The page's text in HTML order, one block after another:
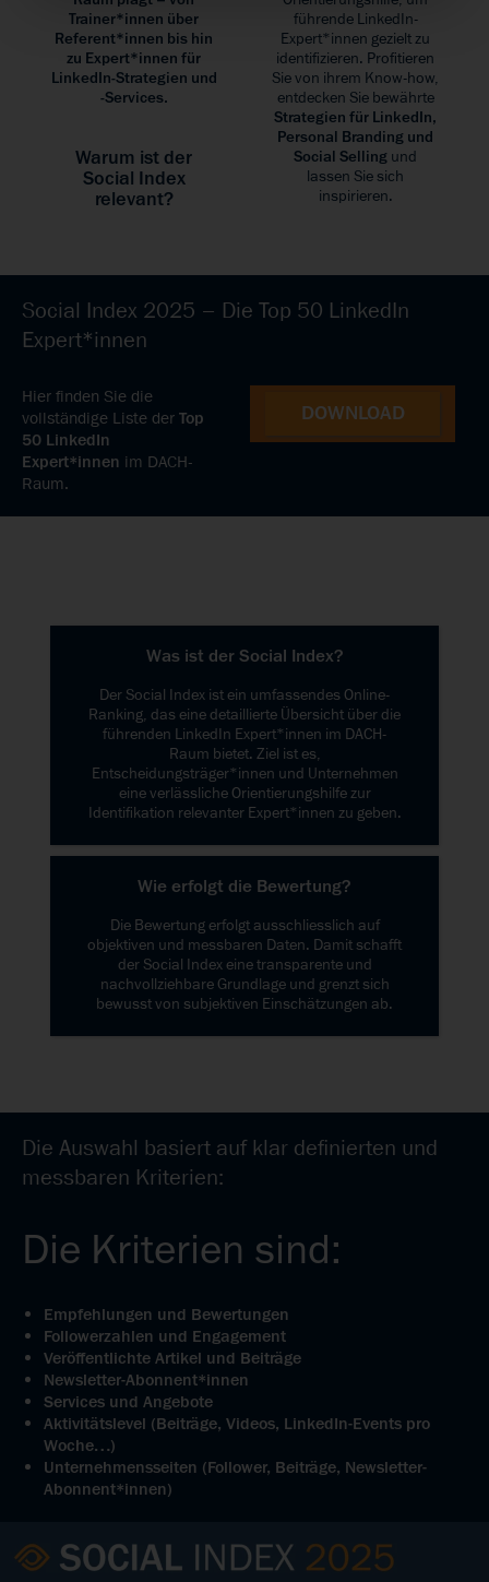
Trainer*innen über
Referent*innen bis hin
zu Expert*innen für
LinkedIn-Strategien und
-Services.
Warum ist der
Social Index
relevant?
führende LinkedIn-
Expert*innen gezielt zu
identifizieren. Profitieren
Sie von ihrem Know-how,
entdecken Sie bewährte
Strategien für LinkedIn,
Personal Branding und
Social Selling und
lassen Sie sich
inspirieren.
Social Index 2025 – Die Top 50 LinkedIn
Expert*innen
Hier finden Sie die
vollständige Liste der Top
50 LinkedIn
Expert*innen im DACH-
Raum.
DOWNLOAD
Was ist der Social Index?
Der Social Index ist ein umfassendes Online-
Ranking, das eine detaillierte Übersicht über die
führenden LinkedIn Expert*innen im DACH-
Raum bietet. Ziel ist es,
Entscheidungsträger*innen und Unternehmen
eine verlässliche Orientierungshilfe zur
Identifikation relevanter Expert*innen zu geben.
Wie erfolgt die Bewertung?
Die Bewertung erfolgt ausschliesslich auf
objektiven und messbaren Daten. Damit schafft
der Social Index eine transparente und
nachvollziehbare Grundlage und grenzt sich
bewusst von subjektiven Einschätzungen ab.
Die Auswahl basiert auf klar definierten und
messbaren Kriterien:
Die Kriterien sind:
Empfehlungen und Bewertungen
Followerzahlen und Engagement
Veröffentlichte Artikel und Beiträge
Newsletter-Abonnent*innen
Services und Angebote
Aktivitätslevel (Beiträge, Videos, LinkedIn-Events pro
Woche…)
Unternehmensseiten (Follower, Beiträge, Newsletter-
Abonnent*innen)